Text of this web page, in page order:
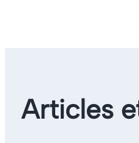
Articles